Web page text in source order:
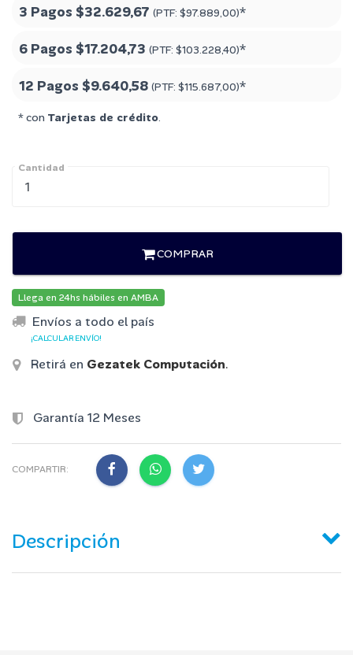
3 Pagos $32.629,67 (PTF: $97.889,00)*
6 Pagos $17.204,73 (PTF: $103.228,40)*
12 Pagos $9.640,58 (PTF: $115.687,00)*
* con Tarjetas de crédito.
Cantidad
COMPRAR
Llega en 24hs hábiles en AMBA
Envíos a todo el país
¡CALCULAR ENVÍO!
Retirá en Gezatek Computación.
Garantía 12 Meses
COMPARTIR:
Descripción